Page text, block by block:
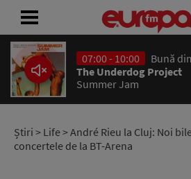
07:00 - 10:00
Bună
The Underdog Project
Summer Jam
Știri > Life> André Rieu la Cluj: Noi
concertele de la BT-Arena
ACASĂ
ȘTIRI
RADIO